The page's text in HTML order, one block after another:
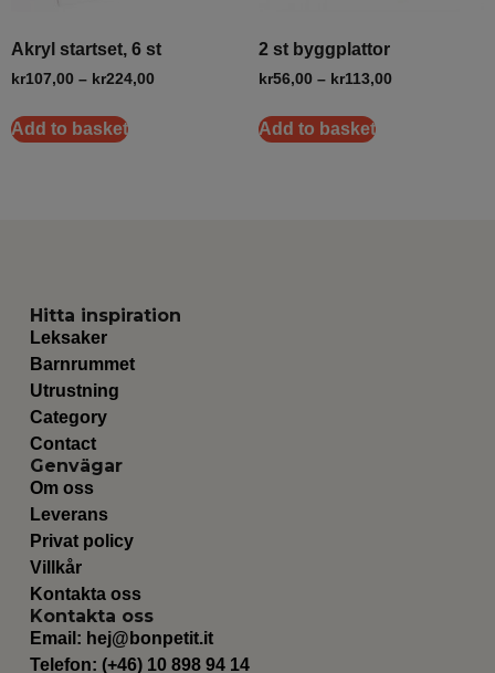
Akryl startset, 6 st
kr107,00 – kr224,00
Add to basket
2 st byggplattor
kr56,00 – kr113,00
Add to basket
Hitta inspiration
Leksaker
Barnrummet
Utrustning
Category
Contact
Genvägar
Om oss
Leverans
Privat policy
Villkår
Kontakta oss
Kontakta oss
Email: hej@bonpetit.it
Telefon: (+46) 10 898 94 14